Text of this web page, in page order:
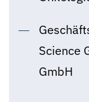
Science
GmbH